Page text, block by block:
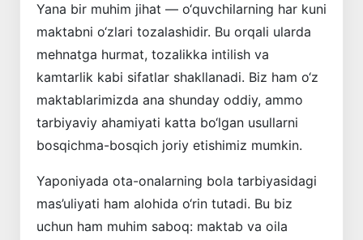
Yana bir muhim jihat — o‘quvchilarning har kuni
maktabni o‘zlari tozalashidir. Bu orqali ularda
mehnatga hurmat, tozalikka intilish va
kamtarlik kabi sifatlar shakllanadi. Biz ham o‘z
maktablarimizda ana shunday oddiy, ammo
tarbiyaviy ahamiyati katta bo‘lgan usullarni
bosqichma-bosqich joriy etishimiz mumkin.
Yaponiyada ota-onalarning bola tarbiyasidagi
mas’uliyati ham alohida o‘rin tutadi. Bu biz
uchun ham muhim saboq: maktab va oila